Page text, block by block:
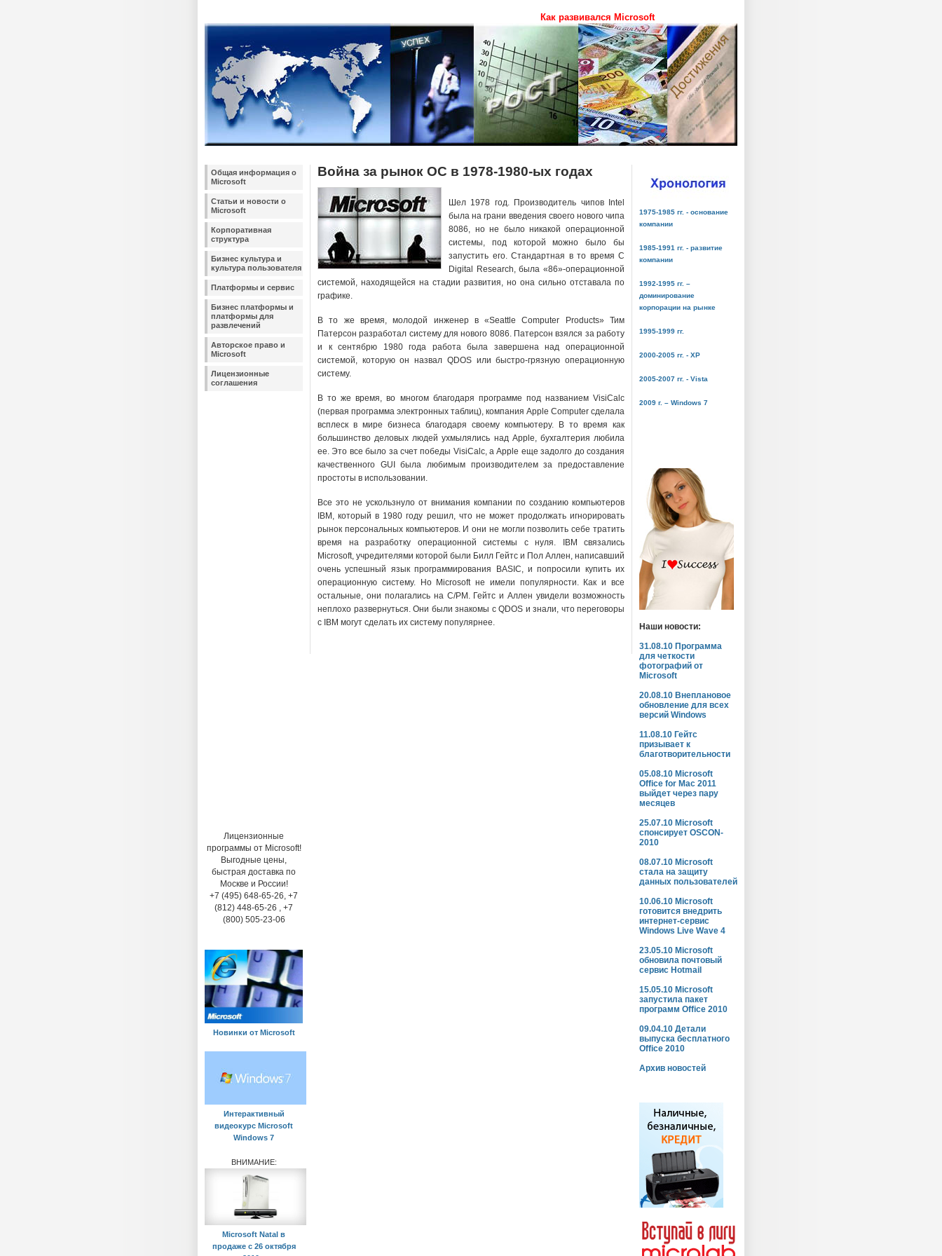
Как развивался Microsoft
Общая информация о
Microsoft
Статьи и новости о
Microsoft
Корпоративная
структура
Бизнес культура и
культура пользователя
Платформы и сервис
Бизнес платформы и
платформы для
развлечений
Авторское право и
Microsoft
Лицензионные
соглашения
Лицензионные
программы от Microsoft!
Выгодные цены,
быстрая доставка по
Москве и России!
+7 (495) 648-65-26, +7
(812) 448-65-26 , +7
(800) 505-23-06
Новинки от Мicrosoft
Интерактивный
видеокурс Microsoft
Windows 7
ВНИМАНИЕ:
Microsoft Natal в
продаже с 26 октября
1975-1985 гг. - основание
компании
1985-1991 гг. - развитие
компании
1992-1995 гг. –
доминирование
корпорации на рынке
1995-1999 гг.
2000-2005 гг. - ХР
2005-2007 гг. - Vista
2009 г. – Windows 7
Наши новости:
31.08.10 Программа
для четкости
фотографий от
Microsoft
20.08.10 Внеплановое
обновление для всех
версий Windows
11.08.10 Гейтс
призывает к
благотворительности
05.08.10 Microsoft
Office for Mac 2011
выйдет через пару
месяцев
25.07.10 Microsoft
спонсирует OSCON-
2010
08.07.10 Microsoft
стала на защиту
данных пользователей
10.06.10 Microsoft
готовится внедрить
интернет-сервис
Windows Live Wave 4
23.05.10 Microsoft
обновила почтовый
сервис Hotmail
15.05.10 Microsoft
запустила пакет
программ Office 2010
09.04.10 Детали
выпуска бесплатного
Office 2010
Архив новостей
Война за рынок ОС в 1978-1980-ых годах
Шел 1978 год. Производитель чипов Intel
была на грани введения своего нового чипа
8086, но не было никакой операционной
системы, под которой можно было бы
запустить его. Стандартная в то время C
Digital Research, была «86»-операционной
системой, находящейся на стадии развития, но она сильно отставала по
графике.
В то же время, молодой инженер в «Seattle Computer Products» Тим
Патерсон разработал систему для нового 8086. Патерсон взялся за работу
и к сентябрю 1980 года работа была завершена над операционной
системой, которую он назвал QDOS или быстро-грязную операционную
систему.
В то же время, во многом благодаря программе под названием VisiCalc
(первая программа электронных таблиц), компания Apple Computer сделала
всплеск в мире бизнеса благодаря своему компьютеру. В то время как
большинство деловых людей ухмылялись над Apple, бухгалтерия любила
ее. Это все было за счет победы VisiCalc, а Apple еще задолго до создания
качественного GUI была любимым производителем за предоставление
простоты в использовании.
Все это не ускользнуло от внимания компании по созданию компьютеров
IBM, который в 1980 году решил, что не может продолжать игнорировать
рынок персональных компьютеров. И они не могли позволить себе тратить
время на разработку операционной системы с нуля. IBM связались
Microsoft, учредителями которой были Билл Гейтс и Пол Аллен, написавший
очень успешный язык программирования BASIC, и попросили купить их
операционную систему. Но Microsoft не имели популярности. Как и все
остальные, они полагались на C/PM. Гейтс и Аллен увидели возможность
неплохо развернуться. Они были знакомы с QDOS и знали, что переговоры
с IBM могут сделать их систему популярнее.